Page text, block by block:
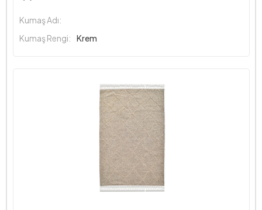
Kumaş Adı:
Kumaş Rengi:
Krem